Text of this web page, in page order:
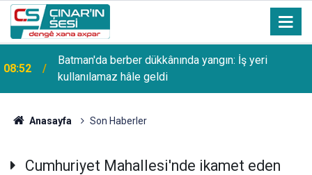
08:52
Batman'da berber dükkânında yangın: İş yeri
kullanılamaz hâle geldi
Anasayfa Son Haberler
Cumhuriyet Mahallesi'nde ikamet eden